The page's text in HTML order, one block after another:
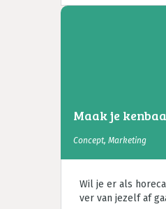
Concept, Marketing
Maak je
Wil je er als
ver van jezelf af